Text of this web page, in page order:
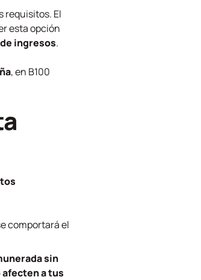
requisitos. El
esta opción
ingresos.
, en B100
comportará el
sin
afecten a tus